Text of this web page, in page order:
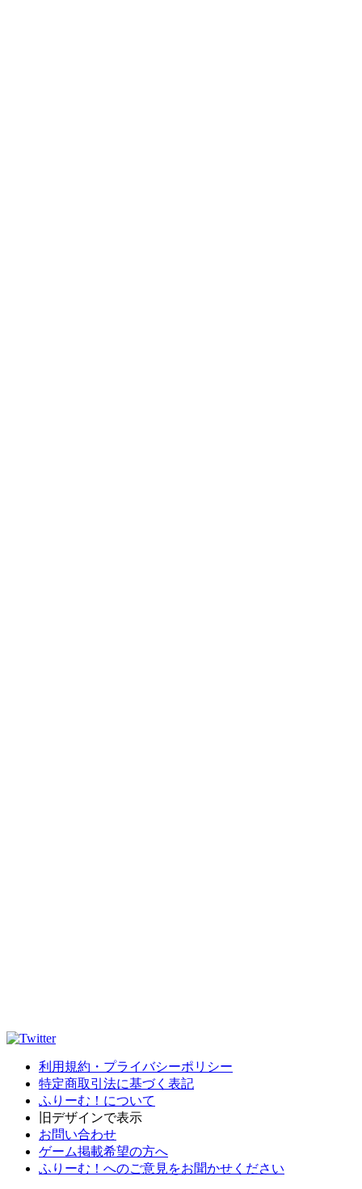
利用規約・プライバシーポリシー
特定商取引法に基づく表記
ふりーむ！について
旧デザインで表示
お問い合わせ
ゲーム掲載希望の方へ
ふりーむ！へのご意見をお聞かせください